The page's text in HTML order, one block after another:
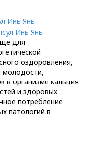
Инь Янь
для
оздоровления,
молодости,
в организме кальция
и здоровых
потребление
патологий в